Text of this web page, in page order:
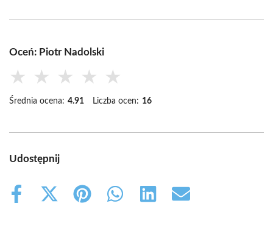
Oceń: Piotr Nadolski
★ ★ ★ ★ ★
Średnia ocena: 4.91 Liczba ocen: 16
Udostępnij
Share
Share
Share
Share
Share
Share